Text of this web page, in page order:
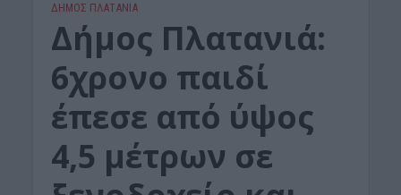
ΔΉΜΟΣ ΠΛΑΤΑΝΙΆ
Δήμος Πλατανιά:
6χρονο παιδί
έπεσε από ύψος
4,5 μέτρων σε